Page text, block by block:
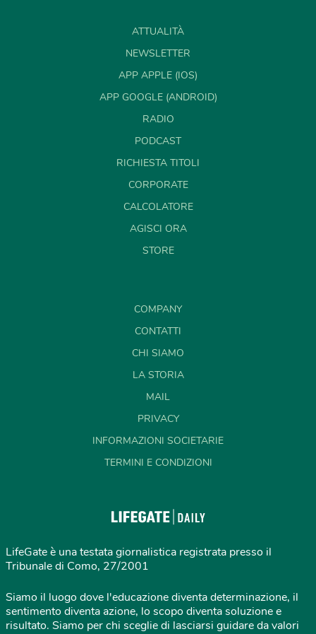
ATTUALITÀ
NEWSLETTER
APP APPLE (IOS)
APP GOOGLE (ANDROID)
RADIO
PODCAST
RICHIESTA TITOLI
CORPORATE
CALCOLATORE
AGISCI ORA
STORE
COMPANY
CONTATTI
CHI SIAMO
LA STORIA
MAIL
PRIVACY
INFORMAZIONI SOCIETARIE
TERMINI E CONDIZIONI
LifeGate è una testata giornalistica registrata presso il
Tribunale di Como, 27/2001
Siamo il luogo dove l'educazione diventa determinazione, il
sentimento diventa azione, lo scopo diventa soluzione e
risultato. Siamo per chi sceglie di lasciarsi guidare da valori